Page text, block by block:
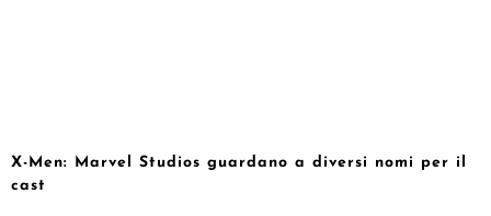
X-Men: Marvel Studios guardano a diversi nomi per il
cast